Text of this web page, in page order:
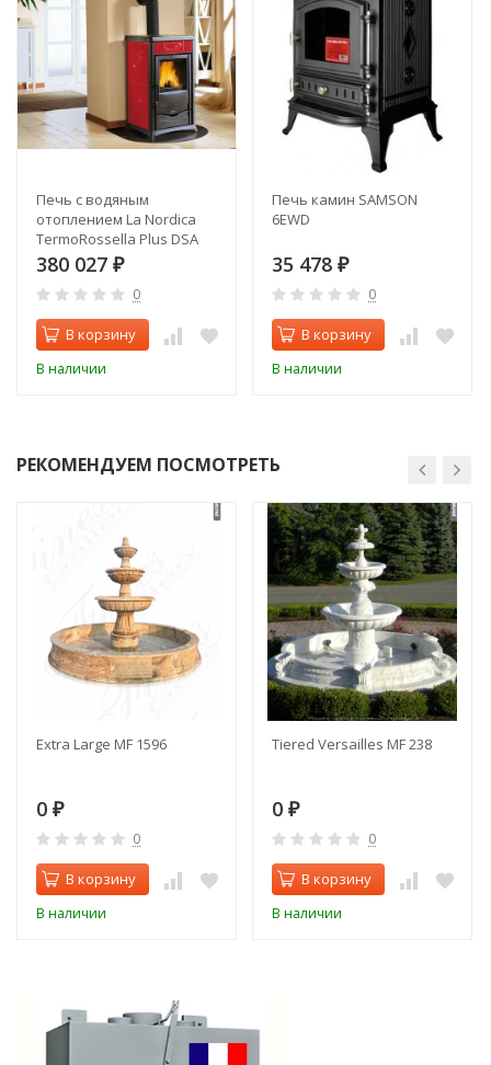
Печь с водяным
отоплением La Nordica
TermoRossella Plus DSA
380 027 ₽
0
В корзину
В наличии
Печь камин SAMSON
6EWD
35 478 ₽
0
В корзину
В наличии
РЕКОМЕНДУЕМ ПОСМОТРЕТЬ
Extra Large MF 1596
0 ₽
0
В корзину
В наличии
Tiered Versailles MF 238
0 ₽
0
В корзину
В наличии